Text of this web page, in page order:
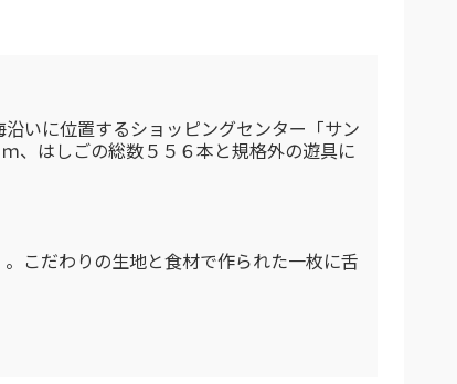
いに位置するショッピングセンター「サン
、はしごの総数５５６本と規格外の遊具に
こだわりの生地と食材で作られた一枚に舌